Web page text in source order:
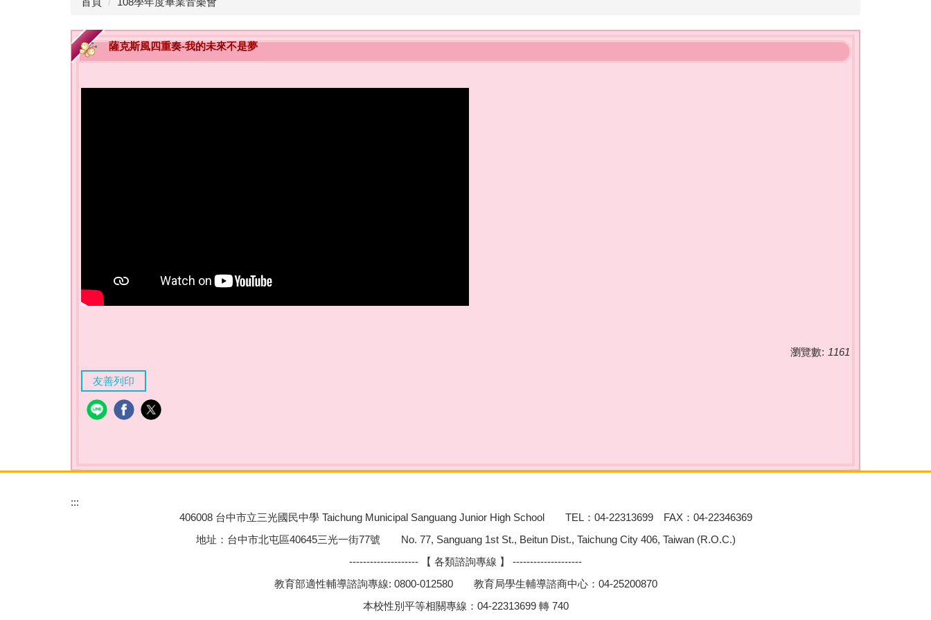
薩克斯風四重奏-我的未來不是夢
瀏覽數: 1161
友善列印
:::
406008 台中市立三光國民中學 Taichung Municipal Sanguang Junior High School TEL：04-22313699 FAX：04-22346369
地址：台中市北屯區40645三光一街77號 No. 77, Sanguang 1st St., Beitun Dist., Taichung City 406, Taiwan (R.O.C.)
-------------------- 【 各類諮詢專線 】 --------------------
教育部適性輔導諮詢專線: 0800-012580 教育局學生輔導諮商中心：04-25200870
本校性別平等相關專線：04-22313699 轉 740